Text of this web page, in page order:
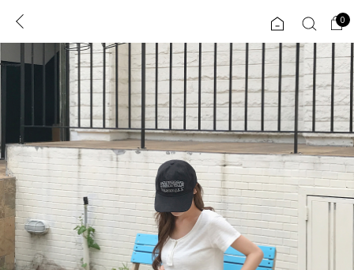
로그인 0
ENG
TW
JP
리뷰 & 혜택 플러스핏 회원혜택 입
CATEGORY COMMUNITY
도착보장⚡
인플루언서 pick!
ALL
익스클루시브
0